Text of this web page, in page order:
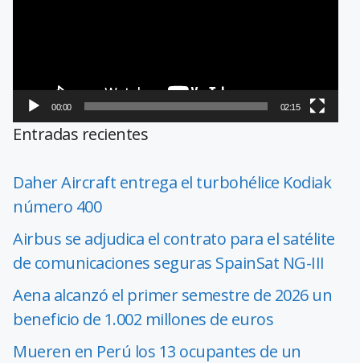
00:00 02:15
Entradas recientes
Daher Aircraft entrega el turbohélice Kodiak
número 400
Airbus se adjudica el contrato para el satélite
de comunicaciones seguras SpainSat NG-III
Aena alcanzó el primer semestre de 2026 un
beneficio de 1.002 millones de euros
Mueren en Perú los 13 ocupantes de un